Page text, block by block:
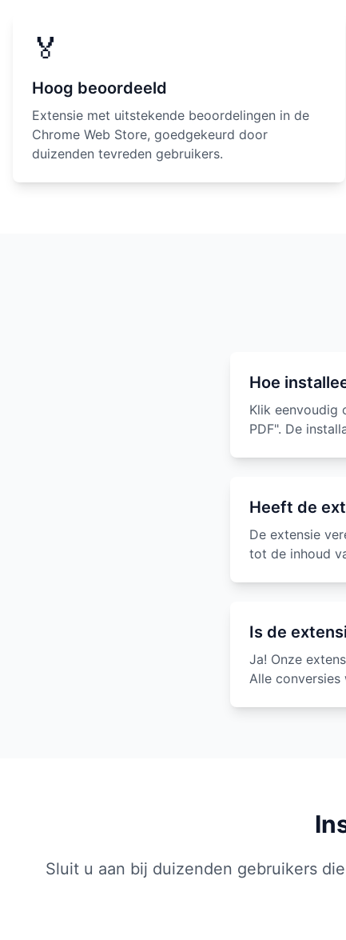
🏅
Hoog beoordeeld
Extensie met uitstekende beoordelingen in de
Chrome Web Store, goedgekeurd door
duizenden tevreden gebruikers.
Hoe
Klik eenvoudig
PDF". De
Heeft de
De extensie
tot de inhoud
Is de
Ja! Onze
Alle
Sluit u aan bij duizenden gebruikers